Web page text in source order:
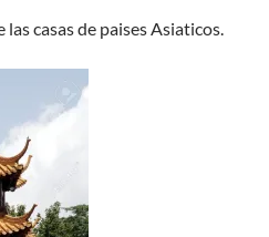
casas de paises Asiaticos.